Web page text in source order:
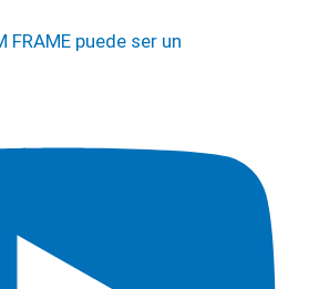
FRAME puede ser un